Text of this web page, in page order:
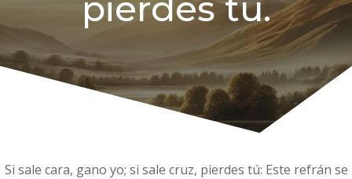
pierdes tú.
Si sale cara, gano yo; si sale cruz, pierdes tú: Este refrán se